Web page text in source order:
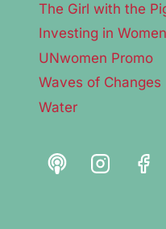
The Girl with the
Investing in Women
UNwomen Promo
Waves of Changes
Water